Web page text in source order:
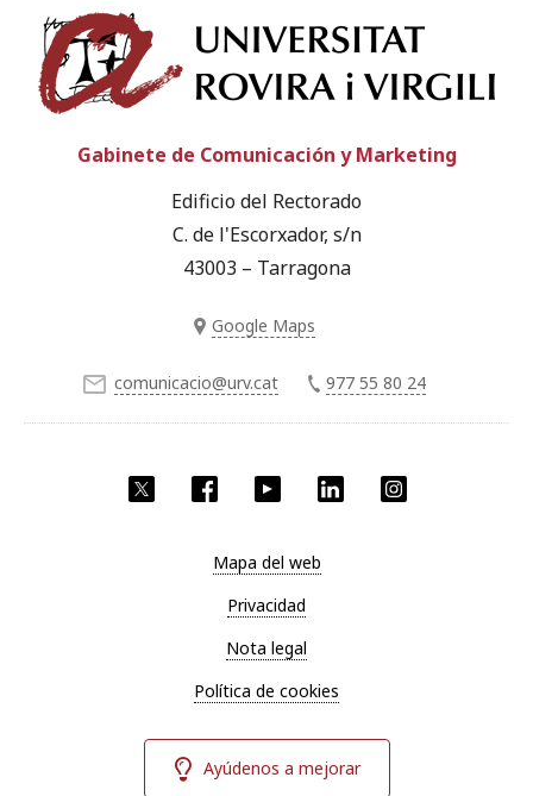
Twitter Facebook YouTube LinkedIn
Gabinete de Comunicación y Marketing
Edificio del Rectorado
C. de l'Escorxador, s/n
43003 – Tarragona
Google Maps
comunicacio@urv.cat 977 55 80 24
Mapa del web
Privacidad
Nota legal
Política de cookies
Ayúdenos a mejorar